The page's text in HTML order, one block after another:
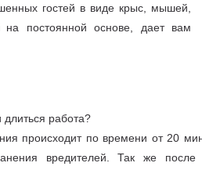
гостей в виде крыс, мышей,
постоянной основе, дает вам
работа?
происходит по времени от 20
вредителей. Так же